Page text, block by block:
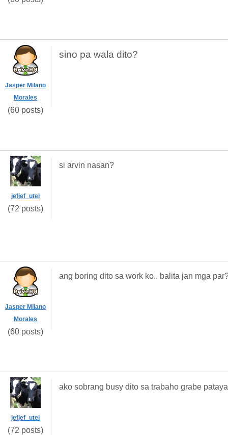
Jasper Milano
Morales
(60 posts)
sino pa wala dito?
jefjef_utel
(72 posts)
si arvin nasan?
Jasper Milano
Morales
(60 posts)
ang boring dito sa work ko.. balita jan mga
jefjef_utel
(72 posts)
ako sobrang busy dito sa trabaho grabe